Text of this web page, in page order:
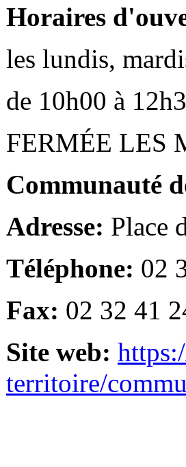
Horaires
les lundis,
de 10h00 à
FERMÉE LES
Communauté
Adresse: Place
Téléphone: 02
Fax: 02 32 41
Site web:
territoire/